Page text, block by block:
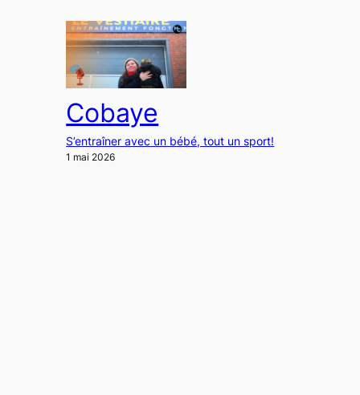
Cobaye
S’entraîner avec un bébé, tout un sport!
1 mai 2026